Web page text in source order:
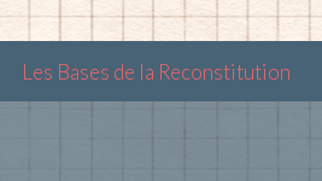
to
content
Les Bases de la Reconstitution